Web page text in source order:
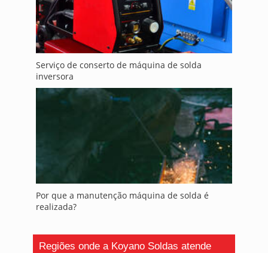
Serviço de conserto de máquina de solda
inversora
Por que a manutenção máquina de solda é
realizada?
Regiões onde a Koyano Soldas atende